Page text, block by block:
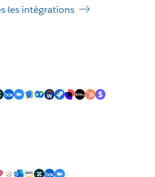
les intégrations